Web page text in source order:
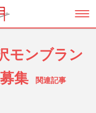
モンブラン
集
関連記事